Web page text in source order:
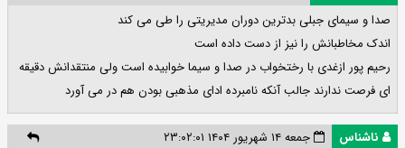
صدا و سیمای جبلی بدترین دوران مدیریتی را طی می کند
اندک مخاطبانش را نیز از دست داده است
رحیم پور ازغدی با رختخواب در صدا و سیما خوابیده است ولی منتقدانش دقیقه
ای فرصت ندارند جالب آنکه نامبرده ادای مذهبی بودن هم در می آورد
ناشناس
جمعه ۱۴ شهریور ۱۴۰۴ ۲۳:۰۲:۰۱